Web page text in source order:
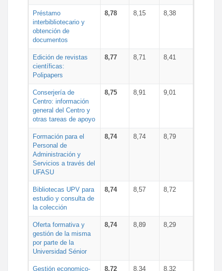
Préstamo
interbibliotecario y
obtención de
documentos
8,78 8,15 8,38
Edición de revistas
científicas:
Polipapers
8,77 8,71 8,41
Conserjería de
Centro: información
general del Centro y
otras tareas de apoyo
8,75 8,91 9,01
Formación para el
Personal de
Administración y
Servicios a través del
UFASU
8,74 8,74 8,79
Bibliotecas UPV para
estudio y consulta de
la colección
8,74 8,57 8,72
Oferta formativa y
gestión de la misma
por parte de la
Universidad Sénior
8,74 8,89 8,29
Gestión economico- 8,72 8,34 8,32